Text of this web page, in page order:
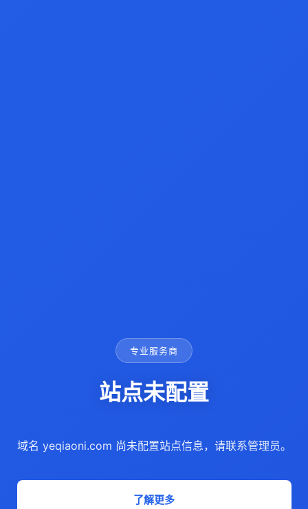
专业服务商
站点未配置
域名 yeqiaoni.com 尚未配置站点信息，请联系管理员。
了解更多